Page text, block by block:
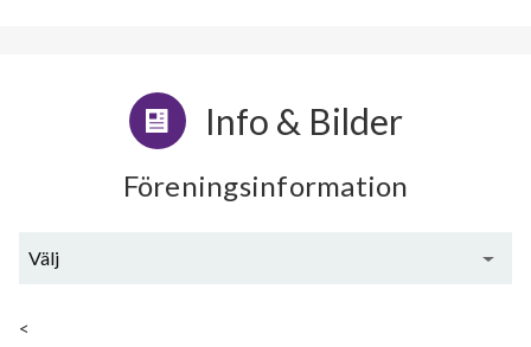
Info & Bilder
Föreningsinformation
Välj
<